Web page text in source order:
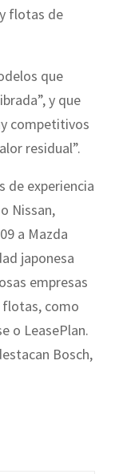
flotas de
que
y que
competitivos
residual”.
de experiencia
Nissan,
a Mazda
japonesa
empresas
flotas, como
o LeasePlan.
Bosch,